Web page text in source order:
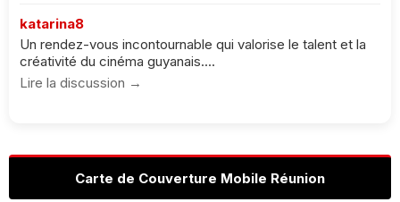
katarina8
Un rendez-vous incontournable qui valorise le talent et la
créativité du cinéma guyanais....
Lire la discussion →
Carte de Couverture Mobile Réunion